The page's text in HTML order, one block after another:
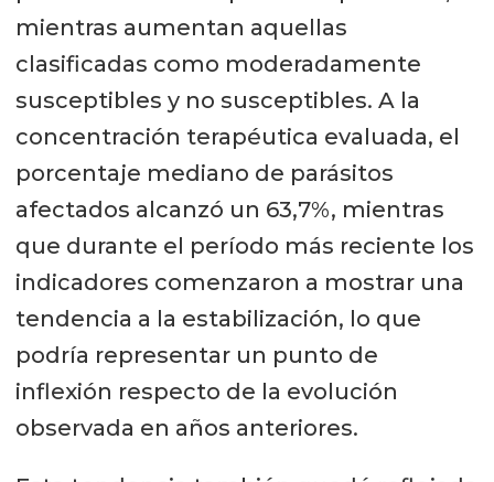
mientras aumentan aquellas
clasificadas como moderadamente
susceptibles y no susceptibles. A la
concentración terapéutica evaluada, el
porcentaje mediano de parásitos
afectados alcanzó un 63,7%, mientras
que durante el período más reciente los
indicadores comenzaron a mostrar una
tendencia a la estabilización, lo que
podría representar un punto de
inflexión respecto de la evolución
observada en años anteriores.